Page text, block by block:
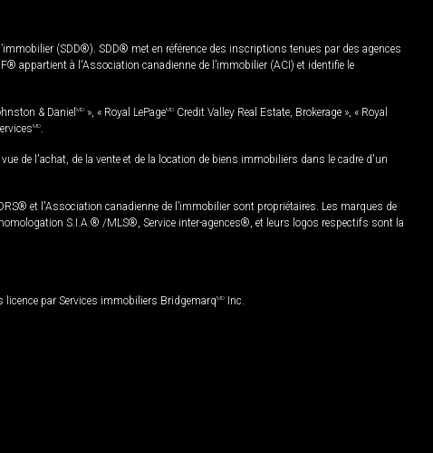
(SDD®). SDD® met en référence des inscriptions tenues par des agences
appartient à l'Association canadienne de l’immobilier (ACI) et identifie le
& Daniel MD », « Royal LePageMD Credit Valley Real Estate, Brokerage », « Royal
MD
de l'achat, de la vente et de la location de biens immobiliers dans le cadre d'un
et l'Association canadienne de l’immobilier sont propriétaires. Les marques de
S.I.A.® /MLS®, Service inter-agences®, et leurs logos respectifs sont la
licence par Services immobiliers BridgemarqMD Inc.